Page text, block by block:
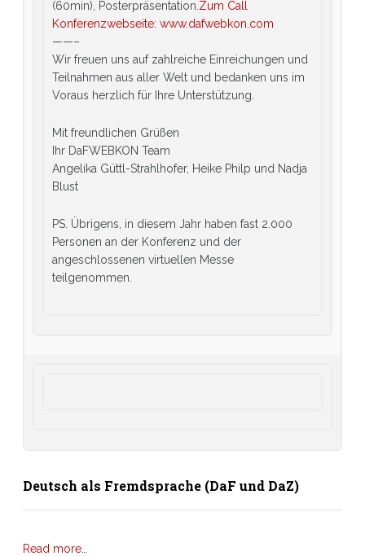
(60min), Posterpräsentation. Zum Call
Konferenzwebseite: www.dafwebkon.com
——–
Wir freuen uns auf zahlreiche Einreichungen und
Teilnahmen aus aller Welt und bedanken uns im
Voraus herzlich für Ihre Unterstützung.
Mit freundlichen Grüßen
Ihr DaFWEBKON Team
Angelika Güttl-Strahlhofer, Heike Philp und Nadja
Blust
PS. Übrigens, in diesem Jahr haben fast 2.000
Personen an der Konferenz und der
angeschlossenen virtuellen Messe
teilgenommen.
Deutsch als Fremdsprache (DaF und DaZ)
Read more…